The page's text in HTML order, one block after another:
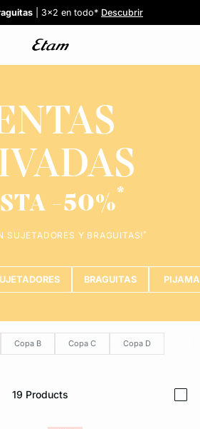
3x2 en TODO*!Comprar
desde 19,99€Descubrir
: 5 braguitas por 35€Ver todas
| 3x2 en todo* Descubrir
-50%
SUJETADORES Y BRAGUITAS!*
BRAGUITAS
Copa B Copa C Copa D
19 Products